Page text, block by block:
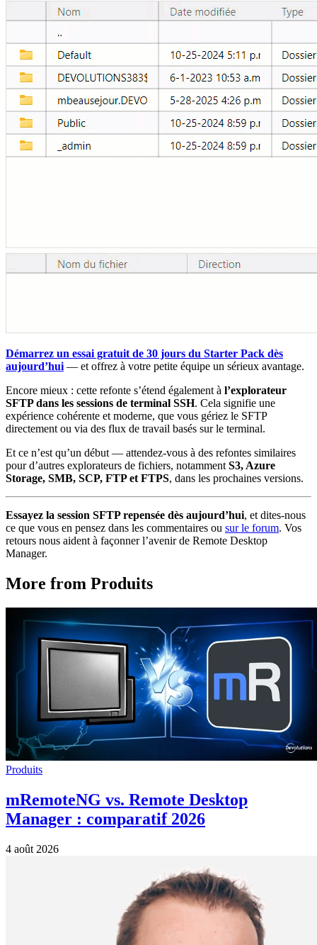
Démarrez un essai gratuit de 30 jours du Starter Pack dès
aujourd’hui — et offrez à votre petite équipe un sérieux avantage.
Encore mieux : cette refonte s’étend également à l’explorateur
SFTP dans les sessions de terminal SSH. Cela signifie une
expérience cohérente et moderne, que vous gériez le SFTP
directement ou via des flux de travail basés sur le terminal.
Et ce n’est qu’un début — attendez-vous à des refontes similaires
pour d’autres explorateurs de fichiers, notamment S3, Azure
Storage, SMB, SCP, FTP et FTPS, dans les prochaines versions.
Essayez la session SFTP repensée dès aujourd’hui, et dites-nous
ce que vous en pensez dans les commentaires ou sur le forum. Vos
retours nous aident à façonner l’avenir de Remote Desktop
Manager.
More from Produits
Produits
mRemoteNG vs. Remote Desktop
Manager : comparatif 2026
4 août 2026